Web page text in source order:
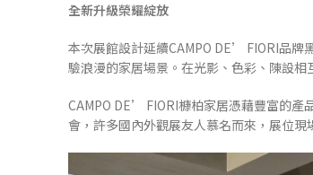
全新升級榮耀綻放
本次展館設計延續CAMPO DE’ FIORI品牌
驗浪漫的家居場景。在光影、色彩、陳設
CAMPO DE’ FIORI槺柏家居憑藉豐富的
會，許多國內外觀展友人慕名而來，展位現